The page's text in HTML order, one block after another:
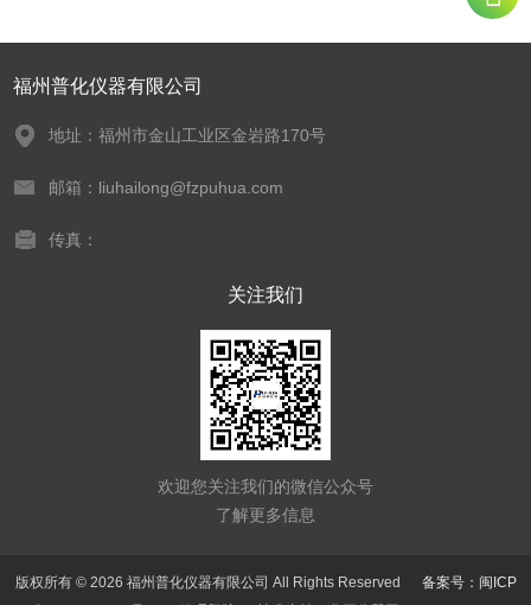
福州普化仪器有限公司
地址：福州市金山工业区金岩路170号
邮箱：liuhailong@fzpuhua.com
传真：
关注我们
欢迎您关注我们的微信公众号
了解更多信息
版权所有 © 2026 福州普化仪器有限公司 All Rights Reserved 备案号：闽ICP